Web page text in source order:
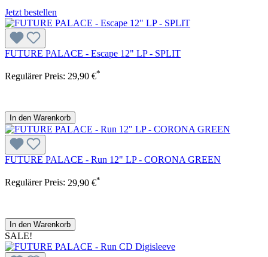
Jetzt bestellen
FUTURE PALACE - Escape 12" LP - SPLIT
Regulärer Preis: 29,90 €*
In den Warenkorb
FUTURE PALACE - Run 12" LP - CORONA GREEN
Regulärer Preis: 29,90 €*
In den Warenkorb
SALE!